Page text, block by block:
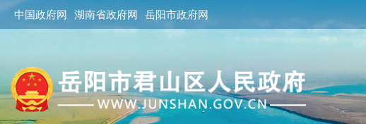
中国政府网 湖南省政府网 岳阳市政府网